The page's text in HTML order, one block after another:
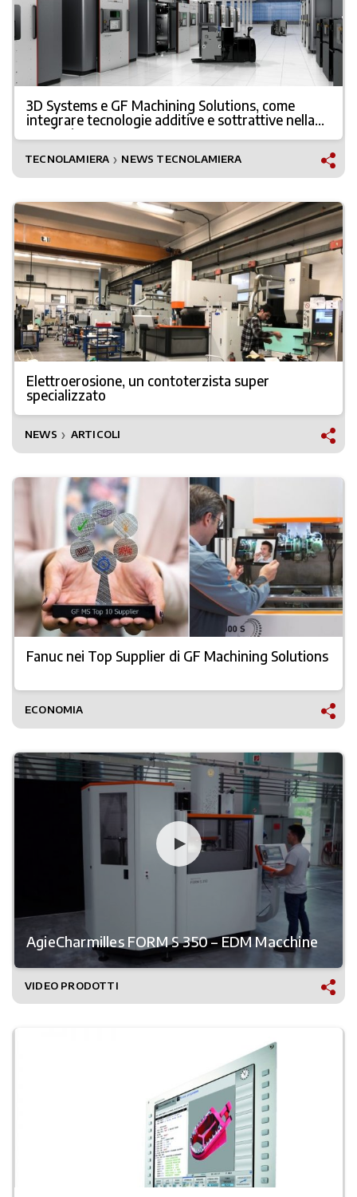
3D Systems e GF Machining Solutions, come
integrare tecnologie additive e sottrattive nella
produzione
TECNOLAMIERA ❯ NEWS TECNOLAMIERA
Elettroerosione, un contoterzista super
specializzato
NEWS ❯ ARTICOLI
Fanuc nei Top Supplier di GF Machining Solutions
ECONOMIA
AgieCharmilles FORM S 350 – EDM Macchine
VIDEO PRODOTTI